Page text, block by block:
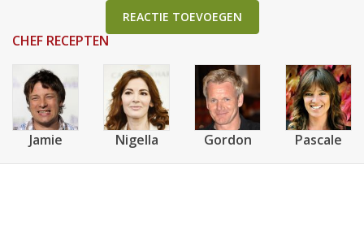
REACTIE TOEVOEGEN
CHEF RECEPTEN
Jamie Nigella Gordon Pascale